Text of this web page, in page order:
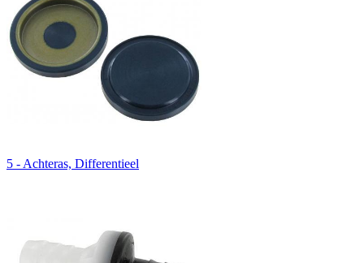
5 - Achteras, Differentieel